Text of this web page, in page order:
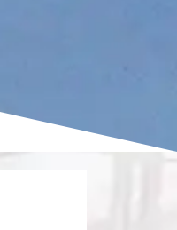
Réparation de toiture